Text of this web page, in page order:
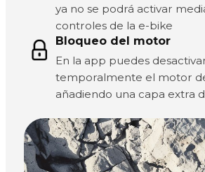
ya no se podrá activar
controles de la e-bike
Bloqueo del motor
En la app puedes
temporalmente el motor
añadiendo una capa extra